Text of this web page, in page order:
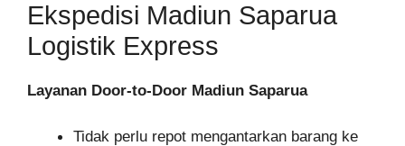
Ekspedisi Madiun Saparua
Logistik Express
Layanan Door-to-Door Madiun Saparua
Tidak perlu repot mengantarkan barang ke